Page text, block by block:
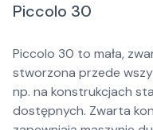
Piccolo 30
Piccolo 30 to mała,
stworzona przede
np. na konstrukcjach
dostępnych. Zwarta